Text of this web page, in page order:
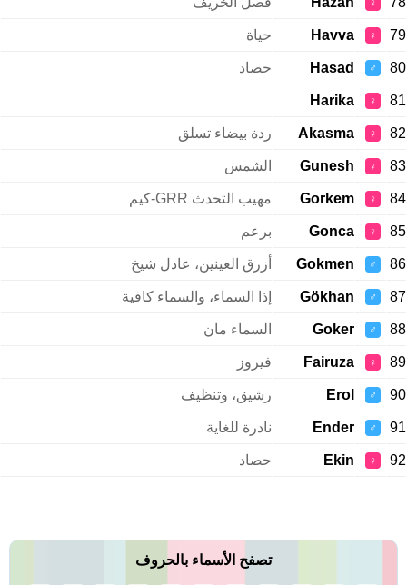
♀
79
♀
Havva حياة
80
♂
Hasad حصاد
81
♀
Harika
82
♀
Akasma ردة بيضاء تسلق
83
♀
Gunesh الشمس
84
♀
Gorkem مهيب التحدث GRR-كيم
85
♀
Gonca برعم
86
♂
Gokmen أزرق العينين، عادل شيخ
87
♂
Gökhan إذا السماء، والسماء كافية
88
♂
Goker السماء مان
89
♀
Fairuza فيروز
90
♂
Erol رشيق، وتنظيف
91
♂
Ender نادرة للغاية
92
♀
Ekin حصاد
تصفح الأسماء بالحروف